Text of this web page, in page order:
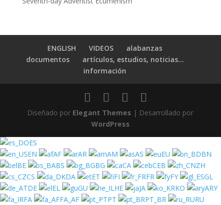
ENGLISH VIDEOS
alabanzas
documentos
artículos, estudios, noticias…
información
Diseñado por Elegant Themes | Desarrollado por
WordPress
ES
EN
AF AR AM AS EU
BN
BE
BS BG CA CEB
ZH
CS
DA ET FI FR FY
GL
DE
EL GU HE JA KO
ARY
FA
FA_AF PT PT_BR RU